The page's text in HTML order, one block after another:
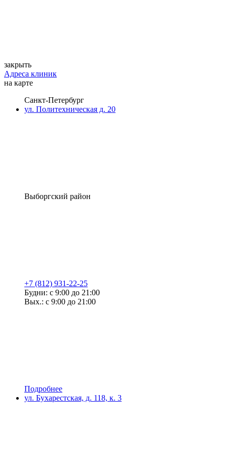
закрыть
Адреса клиник
на карте
Санкт-Петербург
ул. Политехническая д. 20
Выборгский район
+7 (812) 931-22-25
Будни: с 9:00 до 21:00
Вых.: с 9:00 до 21:00
Подробнее
ул. Бухарестская, д. 118, к. 3